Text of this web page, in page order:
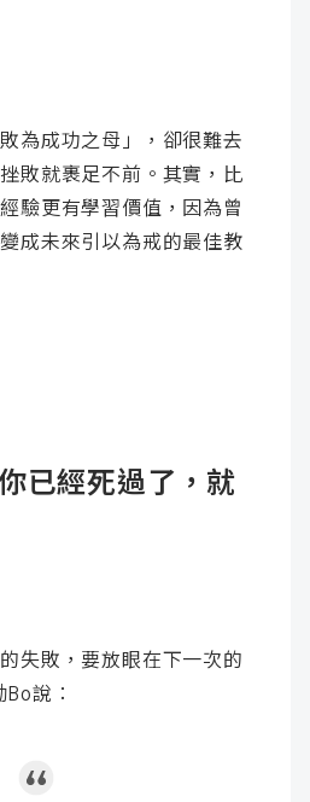
為成功之母」，卻很難去
敗就裹足不前。其實，比
驗更有學習價值，因為曾
成未來引以為戒的最佳教
已經死過了，就
失敗，要放眼在下一次的
說：